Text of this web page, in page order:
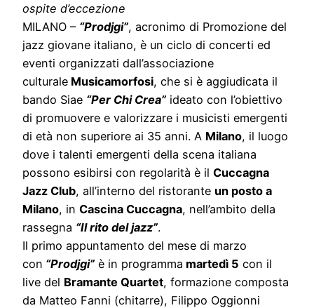
ospite d’eccezione
MILANO – “Prodjgi”, acronimo di Promozione del
jazz giovane italiano, è un ciclo di concerti ed
eventi organizzati dall’associazione
culturale Musicamorfosi, che si è aggiudicata il
bando Siae “Per Chi Crea” ideato con l’obiettivo
di promuovere e valorizzare i musicisti emergenti
di età non superiore ai 35 anni. A Milano, il luogo
dove i talenti emergenti della scena italiana
possono esibirsi con regolarità è il Cuccagna
Jazz Club, all’interno del ristorante un posto a
Milano, in Cascina Cuccagna, nell’ambito della
rassegna “Il rito del jazz”.
Il primo appuntamento del mese di marzo
con “Prodjgi” è in programma martedì 5 con il
live del Bramante Quartet, formazione composta
da Matteo Fanni (chitarre), Filippo Oggionni